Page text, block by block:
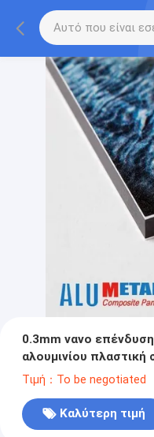
0.3mm νανο
αλουμινίου πλαστική
Τιμή：To be negotiated
Καλύτερη τιμή